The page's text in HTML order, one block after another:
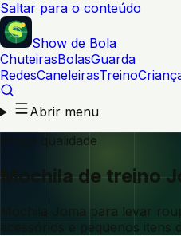
Saltar para o conteúdo
Show de Bola
ChuteirasBolasGuarda
RedesCaneleirasTreino
Abrir menu
Preço qualidade
Mochila de treino
Mochila Joma para levar
acessórios e pequenos itens